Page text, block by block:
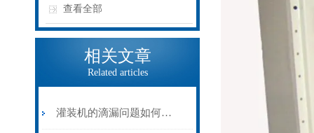
查看全部
相关文章
Related articles
灌装机的滴漏问题如何解决？